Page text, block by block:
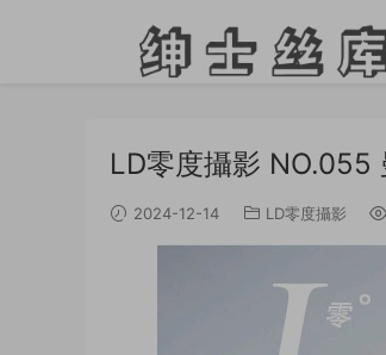
LD零度攝影
2024-12-14 LD零度攝影